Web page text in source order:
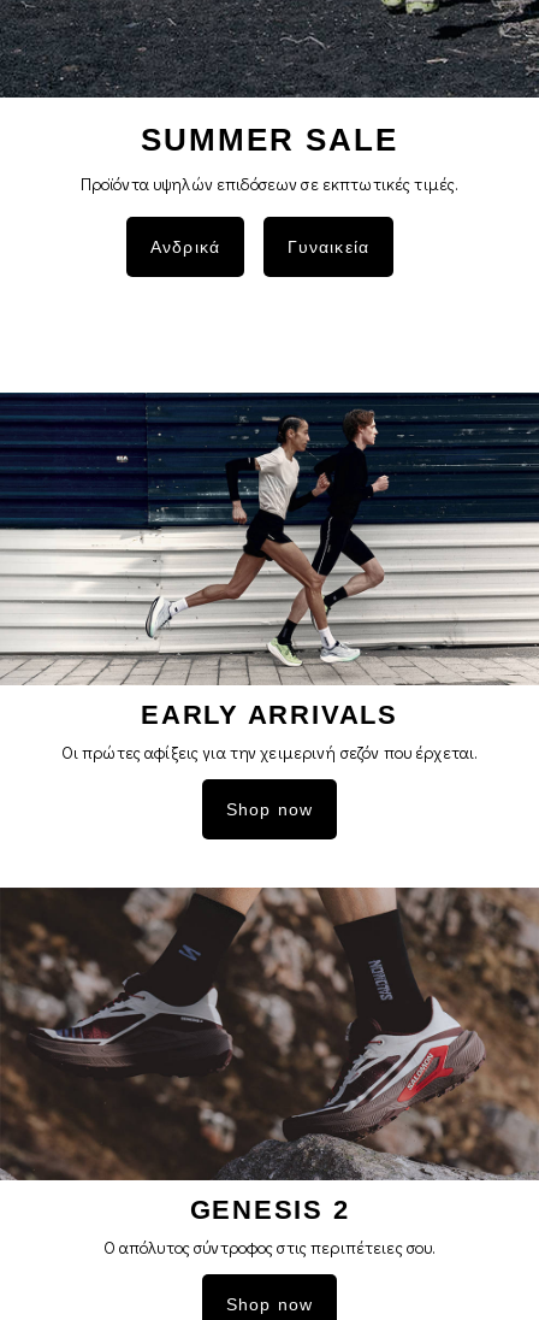
SUMMER SALE
Προϊόντα υψηλών επιδόσεων σε εκπτωτικές τιμές.
Ανδρικά Γυναικεία
EARLY ARRIVALS
Οι πρώτες αφίξεις για την χειμερινή σεζόν που έρχεται.
Shop now
GENESIS 2
Ο απόλυτος σύντροφος στις περιπέτειες σoυ.
Shop now